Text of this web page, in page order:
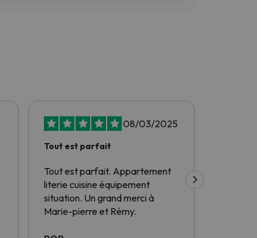
08/03/2025
Tout est parfait
Tout est parfait. Appartement
literie cuisine équipement
situation. Un grand merci à
Marie-pierre et Rémy.